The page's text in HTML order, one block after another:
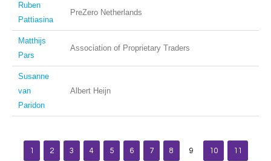
Ruben
Pattiasina
PreZero Netherlands
Matthijs
Pars
Association of Proprietary Traders
Susanne
van
Paridon
Albert Heijn
1 2 3 4 5 6 7 8 9 10 11